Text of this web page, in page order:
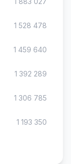
1 528 478
1 459 640
1 392 289
1 306 785
1 193 350